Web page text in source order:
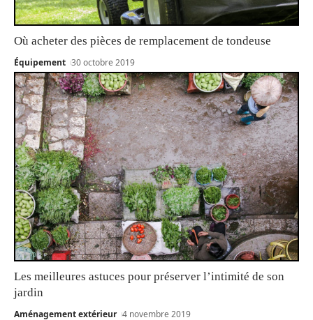
Où acheter des pièces de remplacement de tondeuse
Équipement 30 octobre 2019
Les meilleures astuces pour préserver l’intimité de son
jardin
Aménagement extérieur 4 novembre 2019